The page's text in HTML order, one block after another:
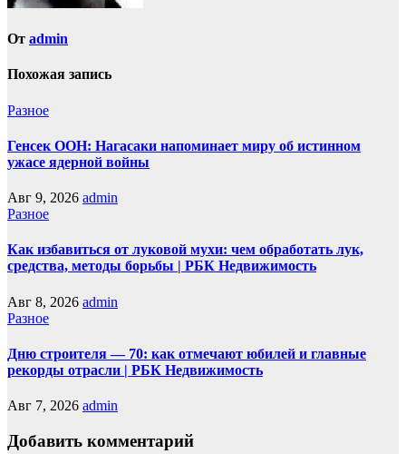
От admin
Похожая запись
Разное
Генсек ООН: Нагасаки напоминает миру об истинном
ужасе ядерной войны
Авг 9, 2026 admin
Разное
Как избавиться от луковой мухи: чем обработать лук,
средства, методы борьбы | РБК Недвижимость
Авг 8, 2026 admin
Разное
Дню строителя — 70: как отмечают юбилей и главные
рекорды отрасли | РБК Недвижимость
Авг 7, 2026 admin
Добавить комментарий